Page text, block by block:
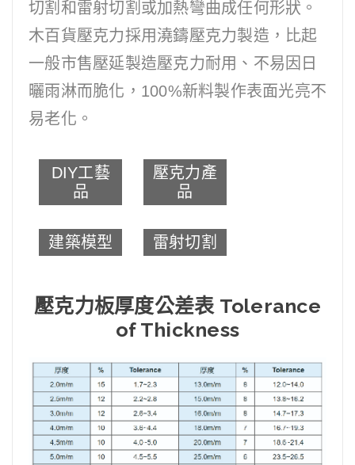
切割和雷射切割或加熱彎曲成任何形狀。
木百貨壓克力採用澆鑄壓克力製造，比起
一般市售壓延製造壓克力耐用、不易因日
曬雨淋而脆化，100%新料製作表面光亮不
易老化。
DIY工藝
品
壓克力產
品
建築模型 雷射切割
壓克力板厚度公差表 Tolerance
of Thickness